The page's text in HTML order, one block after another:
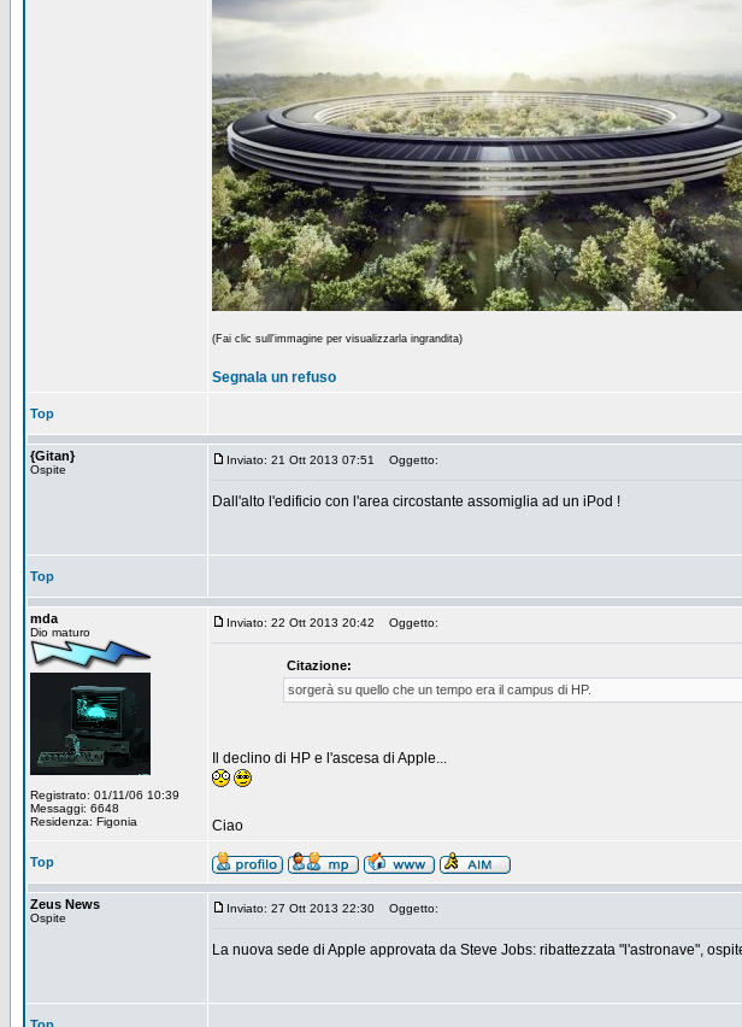
(Fai clic sull'immagine per visualizzarla ingrandita)
Segnala un refuso
Top
{Gitan}
Ospite
Inviato: 21 Ott 2013 07:51 Oggetto:
Dall'alto l'edificio con l'area circostante assomiglia ad un iPod !
Top
mda
Dio maturo
Registrato: 01/11/06 10:39
Messaggi: 6648
Residenza: Figonia
Inviato: 22 Ott 2013 20:42 Oggetto:
Citazione:
sorgerà su quello che un tempo era il campus di HP.
Il declino di HP e l'ascesa di Apple...
Ciao
Top
Zeus News
Ospite
Inviato: 27 Ott 2013 22:30 Oggetto:
La nuova sede di Apple approvata da Steve Jobs: ribattezzata "l'astronave",